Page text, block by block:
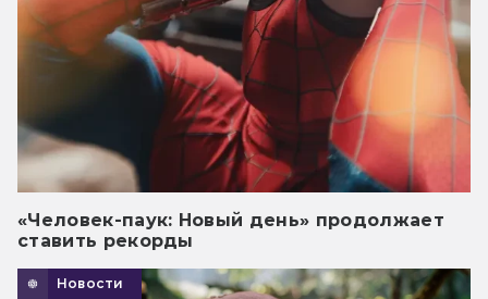
«Человек-паук: Новый день» продолжает
ставить рекорды
Новости